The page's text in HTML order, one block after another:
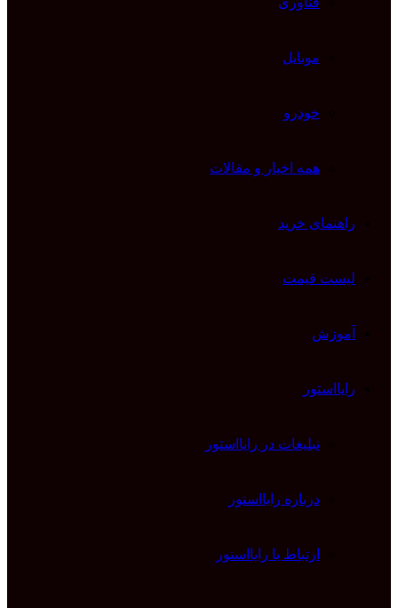
موبایل
خودرو
همه اخبار و مقالات
راهنمای خرید
لیست قیمت
آموزش
رایااستور
تبلیغات در رایااستور
درباره رایااستور
ارتباط با رایااستور